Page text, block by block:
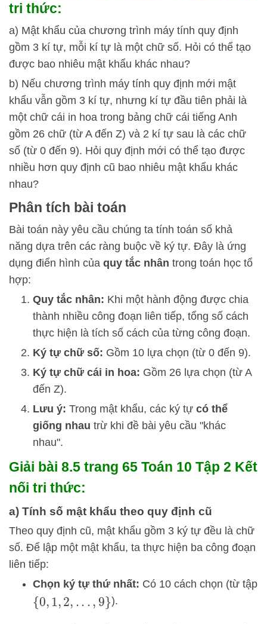
tri thức:
a) Mật khẩu của chương trình máy tính quy định
gồm 3 kí tự, mỗi kí tự là một chữ số. Hỏi có thể tạo
được bao nhiêu mật khẩu khác nhau?
b) Nếu chương trình máy tính quy định mới mật
khẩu vẫn gồm 3 kí tự, nhưng kí tự đầu tiên phải là
một chữ cái in hoa trong bảng chữ cái tiếng Anh
gồm 26 chữ (từ A đến Z) và 2 kí tự sau là các chữ
số (từ 0 đến 9). Hỏi quy định mới có thể tạo được
nhiều hơn quy định cũ bao nhiêu mật khẩu khác
nhau?
Phân tích bài toán
Bài toán này yêu cầu chúng ta tính toán số khả
năng dựa trên các ràng buộc về ký tự. Đây là ứng
dụng điển hình của quy tắc nhân trong toán học tổ
hợp:
Quy tắc nhân: Khi một hành động được chia
thành nhiều công đoạn liên tiếp, tổng số cách
thực hiện là tích số cách của từng công đoạn.
Ký tự chữ số: Gồm 10 lựa chọn (từ 0 đến 9).
Ký tự chữ cái in hoa: Gồm 26 lựa chọn (từ A
đến Z).
Lưu ý: Trong mật khẩu, các ký tự có thể
giống nhau trừ khi đề bài yêu cầu "khác
nhau".
Giải bài 8.5 trang 65 Toán 10 Tập 2 Kết
nối tri thức:
a) Tính số mật khẩu theo quy định cũ
Theo quy định cũ, mật khẩu gồm 3 ký tự đều là chữ
số. Để lập một mật khẩu, ta thực hiện ba công đoạn
liên tiếp:
Chọn ký tự thứ nhất: Có 10 cách chọn (từ tập
{0,1,2,. . ,9 } ).